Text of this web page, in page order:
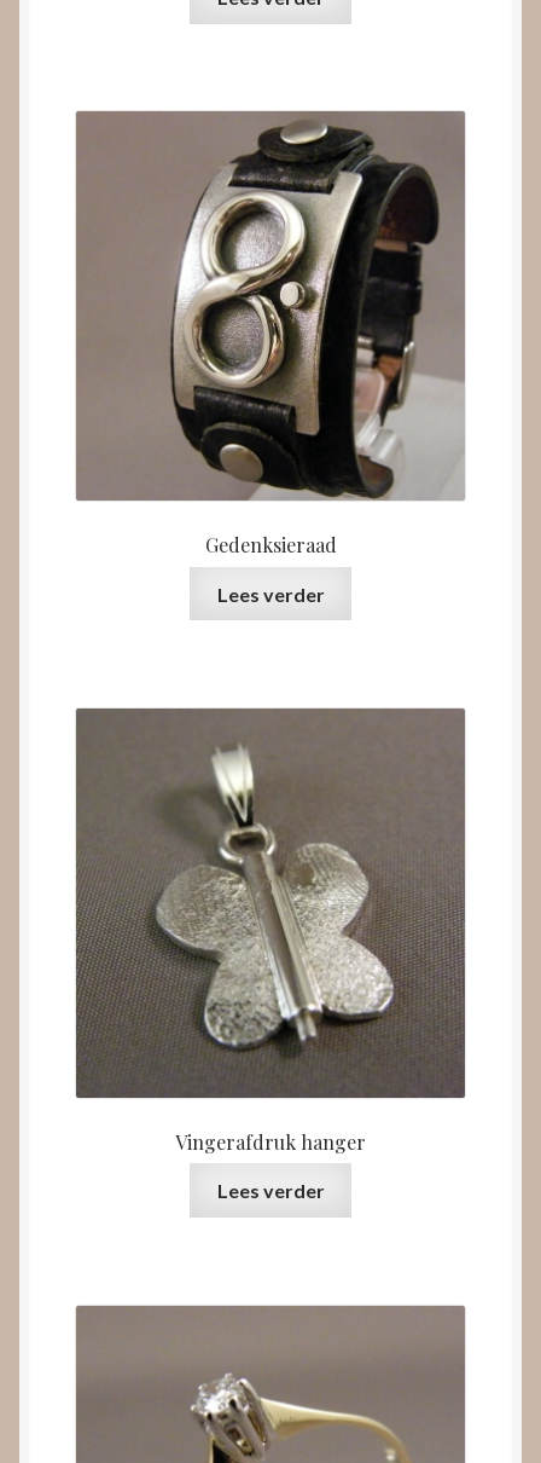
Gedenksieraad
Lees verder
Vingerafdruk hanger
Lees verder